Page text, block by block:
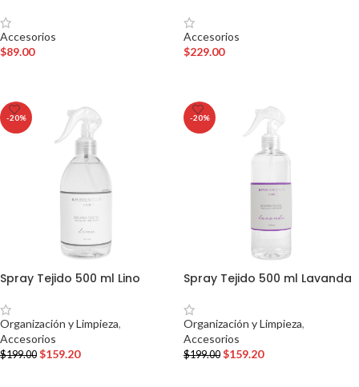
Accesorios
$89.00
Accesorios
$229.00
-20%
Spray Tejido 500 ml Lino
Organización y Limpieza,
Accesorios
$199.00 $159.20
-20%
Spray Tejido 500 ml Lavanda
Organización y Limpieza,
Accesorios
$199.00 $159.20